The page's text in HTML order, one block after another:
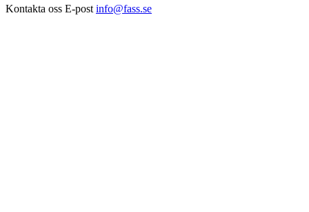
Kontakta oss E-post info@fass.se